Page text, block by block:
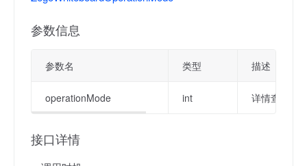
参数信息
参数名 类型 描述
operationMode int 详情查看
接口详情